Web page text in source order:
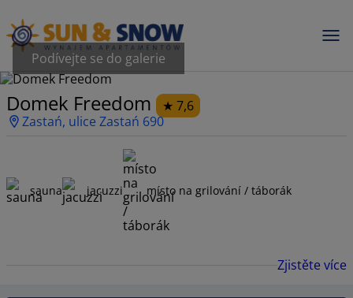
Podívejte se do galerie
Domek Freedom
7,6
Zastań, ulice Zastań 690
sauna jacuzzi místo na grilování / táborák
Zjistěte více